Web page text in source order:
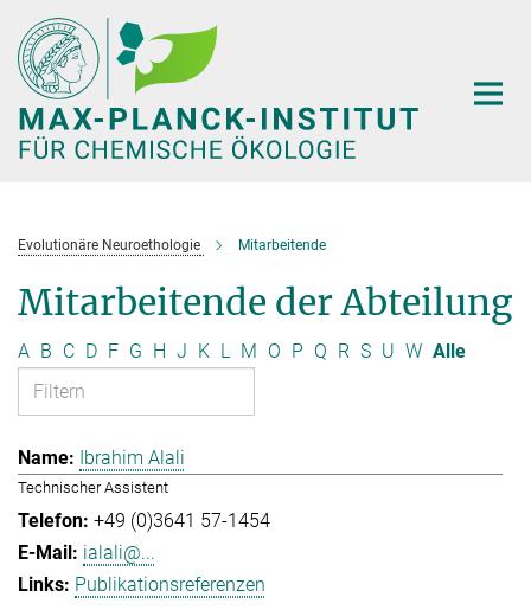
Hauptinhalt
Evolutionäre Neuroethologie Mitarbeitende
Mitarbeitende der Abteilung
A B C D F G H J K L M O P Q R S U W Alle
Ibrahim Alali
Technischer Assistent
+49 (0)3641 57-1454
ialali@...
Publikationsreferenzen